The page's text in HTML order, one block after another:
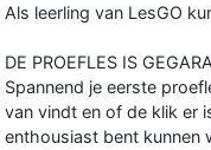
Als leerling van LesGO
DE PROEFLES IS
Spannend je eerste
van vindt en of de klik er
enthousiast bent kunnen